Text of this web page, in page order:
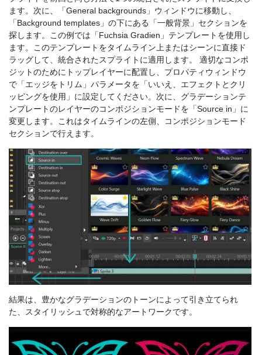
ます。次に、「General backgrounds」ウィンドウに移動し、
「Background templates」の下にある「一般背景」セクションを
探します。この例では「Fuchsia Gradien」テンプレートを使用し
ます。このテンプレートをタイムライン上またはシーンに直接ド
ラッグして、統合されたスプライトに適用します。 適切なコンポ
ジットのためにトップレイヤーに配置し、プロパティウィンドウ
で「エッジをトリム」パラメータを「いいえ、エフェクトとクリ
ッピングを使用」に設定してください。次に、グラデーションテ
ンプレートのレイヤーのコンポジションモードを「Source in」に
変更します。これはタイムラインの左側、コンポジションモード
セクションで行えます。
結果は、豊かなグラデーションのトーンによって引き立てられ
た、スタイリッシュで対称的なアートワークです。